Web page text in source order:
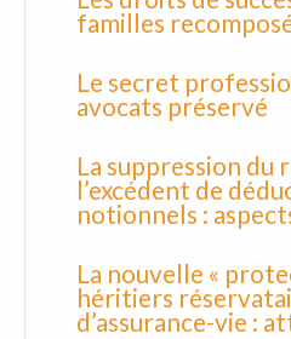
familles
Le secret
avocats préservé
La suppression du
l’excédent de
notionnels :
La nouvelle «
héritiers
d’assurance-vie :